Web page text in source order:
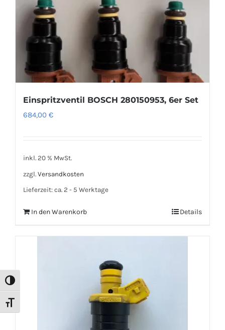
Umschalten auf hohe Kontraste
Schrift vergrößern
Einspritzventil BOSCH 280150953, 6er Set
684,00 €
inkl. 20 % MwSt.
zzgl. Versandkosten
Lieferzeit: ca. 2 - 5 Werktage
In den Warenkorb Details